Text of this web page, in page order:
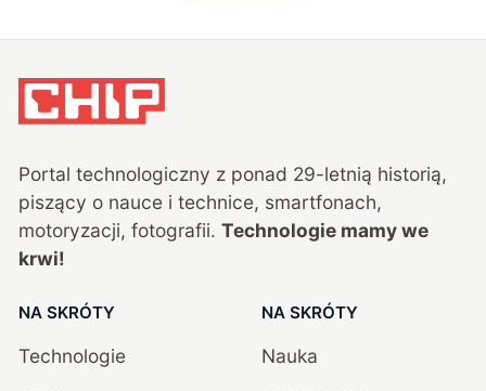
Portal technologiczny z ponad 29-letnią historią,
piszący o nauce i technice, smartfonach,
motoryzacji, fotografii. Technologie mamy we
krwi!
NA SKRÓTY
Technologie
NA SKRÓTY
Nauka